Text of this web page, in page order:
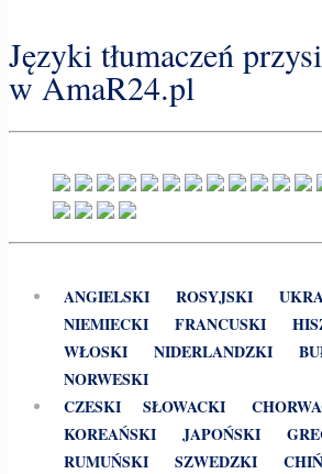
Języki tłumaczeń
w AmaR24.pl
ANGIELSKI ROSYJSKI
NIEMIECKI
FRANCUSKI
WŁOSKI
NIDERLANDZKI
NORWESKI
CZESKI
SŁOWACKI
KOREAŃSKI
JAPOŃSKI
RUMUŃSKI
SZWEDZKI